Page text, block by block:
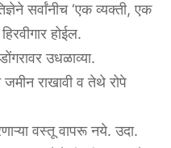
सर्वांनीच ‘एक व्यक्ती, एक
होईल.
उधळाव्या.
राखावी व तेथे रोपे
वस्तू वापरू नये. उदा.